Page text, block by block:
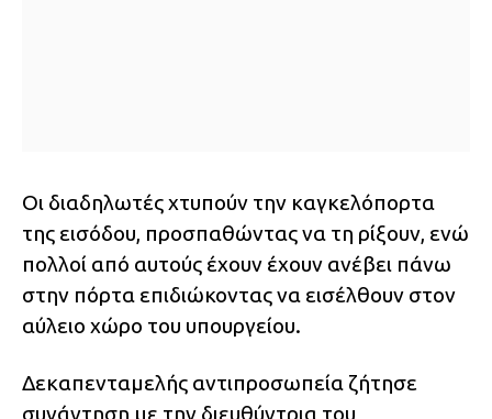
Οι διαδηλωτές χτυπούν την καγκελόπορτα
της εισόδου, προσπαθώντας να τη ρίξουν, ενώ
πολλοί από αυτούς έχουν έχουν ανέβει πάνω
στην πόρτα επιδιώκοντας να εισέλθουν στον
αύλειο χώρο του υπουργείου.
Δεκαπενταμελής αντιπροσωπεία ζήτησε
συνάντηση με την διευθύντρια του